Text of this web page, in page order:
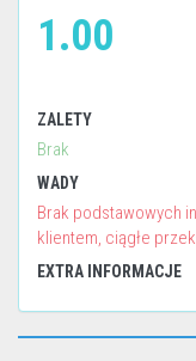
1.00
ZALETY
Brak
WADY
Brak podstawowych
klientem, ciągłe
EXTRA INFORMACJE